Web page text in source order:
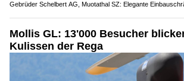
Gebrüder Schelbert AG, Muotathal SZ: Elegante
Mollis GL: 13'000 Besucher
Kulissen der Rega